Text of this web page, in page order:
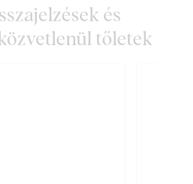
és
tőletek